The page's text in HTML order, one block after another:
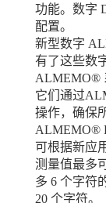
功能。数字
配置。
新型数字
有了这些数
ALMEMO®
它们通过
操作，确保
ALMEMO®
可根据新应
测量值最多
多 6 个字符
20 个字符。